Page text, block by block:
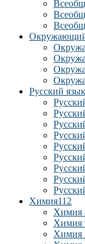
Русский язык
Химия112
Химия
Химия
Химия